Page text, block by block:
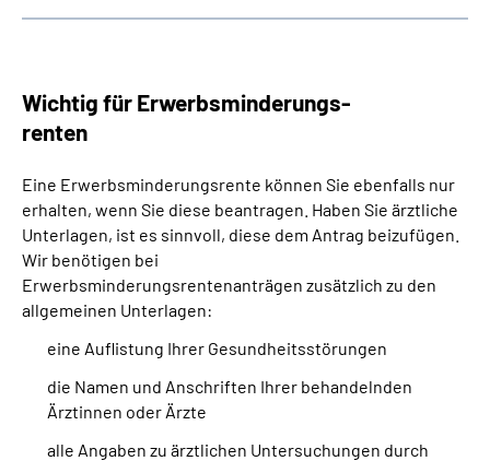
Wichtig für Erwerbsminderungs-
renten
Eine Erwerbsminderungsrente können Sie ebenfalls nur
erhalten, wenn Sie diese beantragen. Haben Sie ärztliche
Unterlagen, ist es sinnvoll, diese dem Antrag beizufügen.
Wir benötigen bei
Erwerbsminderungsrentenanträgen zusätzlich zu den
allgemeinen Unterlagen:
eine Auflistung Ihrer Gesundheitsstörungen
die Namen und Anschriften Ihrer behandelnden
Ärztinnen oder Ärzte
alle Angaben zu ärztlichen Untersuchungen durch